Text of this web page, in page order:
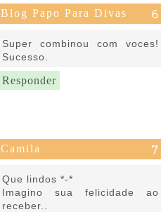
Blog Papo Para Divas
Super combinou com voces!
Sucesso.
Responder
Camila
Que lindos *-*
Imagino sua felicidade ao
receber..